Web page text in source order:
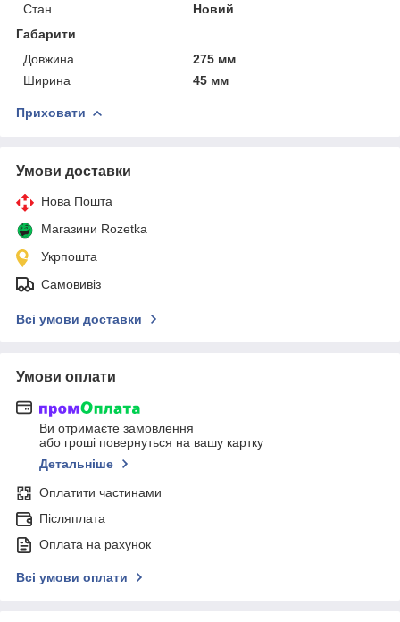
Стан
Новий
Габарити
Довжина
275 мм
Ширина
45 мм
Приховати
Умови доставки
Нова Пошта
Магазини Rozetka
Укрпошта
Самовивіз
Всі умови доставки
Умови оплати
Ви отримаєте замовлення
або гроші повернуться на вашу картку
Детальніше
Оплатити частинами
Післяплата
Оплата на рахунок
Всі умови оплати